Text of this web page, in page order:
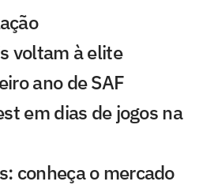
voltam à elite
ano de SAF
em dias de jogos na
conheça o mercado